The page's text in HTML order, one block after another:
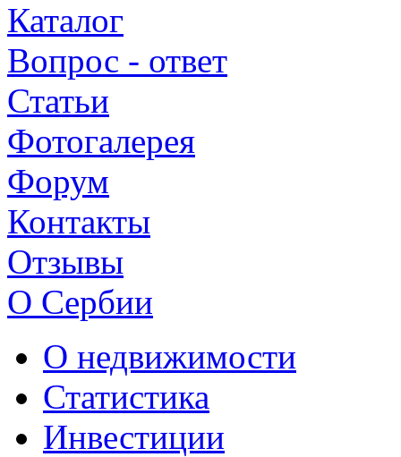
Каталог
Вопрос - ответ
Статьи
Фотогалерея
Форум
Контакты
Отзывы
О Сербии
О недвижимости
Статистика
Инвестиции